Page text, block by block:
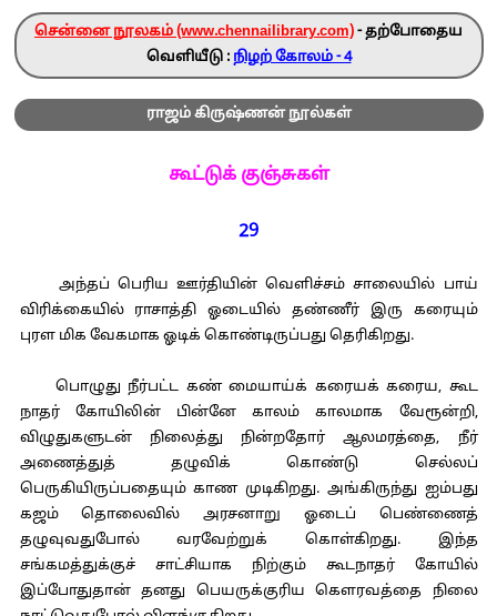
சென்னை நூலகம் (www.chennailibrary.com)- தற்போதைய
வெளியீடு : நிழற் கோலம் - 4
ராஜம் கிருஷ்ணன் நூல்கள்
கூட்டுக் குஞ்சுகள்
29
அந்தப் பெரிய ஊர்தியின் வெளிச்சம் சாலையில் பாய்
விரிக்கையில் ராசாத்தி ஓடையில் தண்ணீர் இரு கரையும்
புரள மிக வேகமாக ஓடிக் கொண்டிருப்பது தெரிகிறது.
பொழுது நீர்பட்ட கண் மையாய்க் கரையக் கரைய, கூட
நாதர் கோயிலின் பின்னே காலம் காலமாக வேரூன்றி,
விழுதுகளுடன் நிலைத்து நின்றதோர் ஆலமரத்தை, நீர்
அணைத்துத் தழுவிக் கொண்டு செல்லப்
பெருகியிருப்பதையும் காண முடிகிறது. அங்கிருந்து ஐம்பது
கஜம் தொலைவில் அரசனாறு ஓடைப் பெண்ணைத்
தழுவுவதுபோல் வரவேற்றுக் கொள்கிறது. இந்த
சங்கமத்துக்குச் சாட்சியாக நிற்கும் கூடநாதர் கோயில்
இப்போதுதான் தனது பெயருக்குரிய கௌரவத்தை நிலை